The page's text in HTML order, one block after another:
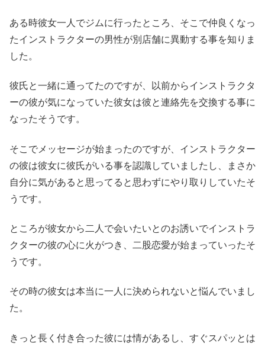
ある時彼女一人でジムに行ったところ、そこで仲良くなっ
たインストラクターの男性が別店舗に異動する事を知りま
した。
彼氏と一緒に通ってたのですが、以前からインストラクタ
ーの彼が気になっていた彼女は彼と連絡先を交換する事に
なったそうです。
そこでメッセージが始まったのですが、インストラクター
の彼は彼女に彼氏がいる事を認識していましたし、まさか
自分に気があると思ってると思わずにやり取りしていたそ
うです。
ところが彼女から二人で会いたいとのお誘いでインストラ
クターの彼の心に火がつき、二股恋愛が始まっていったそ
うです。
その時の彼女は本当に一人に決められないと悩んでいまし
た。
きっと長く付き合った彼には情があるし、すぐスパッとは